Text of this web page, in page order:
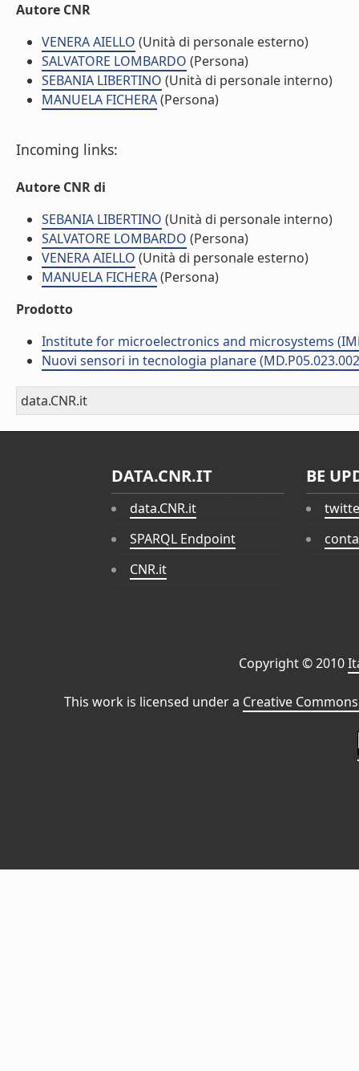
Autore CNR
VENERA AIELLO (Unità di personale esterno)
SALVATORE LOMBARDO (Persona)
SEBANIA LIBERTINO (Unità di personale interno)
MANUELA FICHERA(Persona)
Incoming links:
Autore CNR di
SEBANIA LIBERTINO (Unità di personale interno)
SALVATORE LOMBARDO (Persona)
VENERA AIELLO (Unità di personale esterno)
MANUELA FICHERA(Persona)
Prodotto
Institute for microelectronics and microsystems
Nuovi sensori in tecnologia planare
data.CNR.it
DATA.CNR.IT
data.CNR.it
SPARQL Endpoint
CNR.it
BE
Copyright © 2010
This work is licensed under a Creative